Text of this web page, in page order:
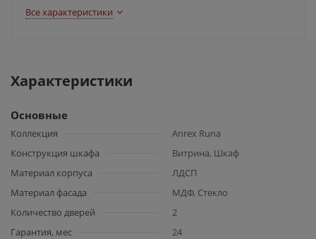
Все характеристики
Характеристики
Основные
Коллекция
Anrex Runa
Конструкция шкафа
Витрина, Шкаф
Материал корпуса
ЛДСП
Материал фасада
МДФ, Стекло
Количество дверей
2
Гарантия, мес
24